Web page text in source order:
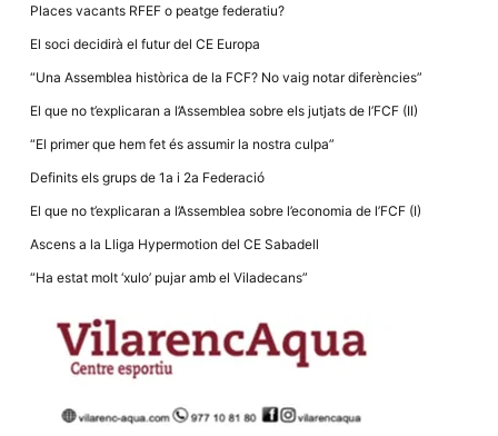
Places vacants RFEF o peatge federatiu?
El soci decidirà el futur del CE Europa
“Una Assemblea històrica de la FCF? No vaig notar diferències”
El que no t’explicaran a l’Assemblea sobre els jutjats de l’FCF (II)
“El primer que hem fet és assumir la nostra culpa”
Definits els grups de 1a i 2a Federació
El que no t’explicaran a l’Assemblea sobre l’economia de l’FCF (I)
Ascens a la Lliga Hypermotion del CE Sabadell
“Ha estat molt ‘xulo’ pujar amb el Viladecans”
Estadístiques
Recopilem
dades
anònima d'ús
per a millorar
i la seva
Experiència
components
tècnics del